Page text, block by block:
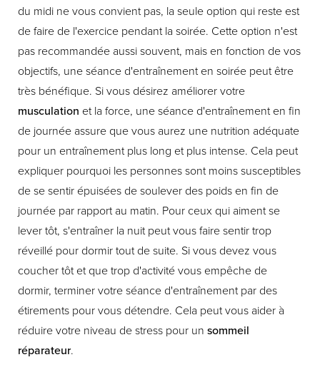
du midi ne vous convient pas, la seule option qui reste est
de faire de l'exercice pendant la soirée. Cette option n'est
pas recommandée aussi souvent, mais en fonction de vos
objectifs, une séance d'entraînement en soirée peut être
très bénéfique. Si vous désirez améliorer votre
musculation et la force, une séance d'entraînement en fin
de journée assure que vous aurez une nutrition adéquate
pour un entraînement plus long et plus intense. Cela peut
expliquer pourquoi les personnes sont moins susceptibles
de se sentir épuisées de soulever des poids en fin de
journée par rapport au matin. Pour ceux qui aiment se
lever tôt, s'entraîner la nuit peut vous faire sentir trop
réveillé pour dormir tout de suite. Si vous devez vous
coucher tôt et que trop d'activité vous empêche de
dormir, terminer votre séance d'entraînement par des
étirements pour vous détendre. Cela peut vous aider à
réduire votre niveau de stress pour un sommeil
réparateur.